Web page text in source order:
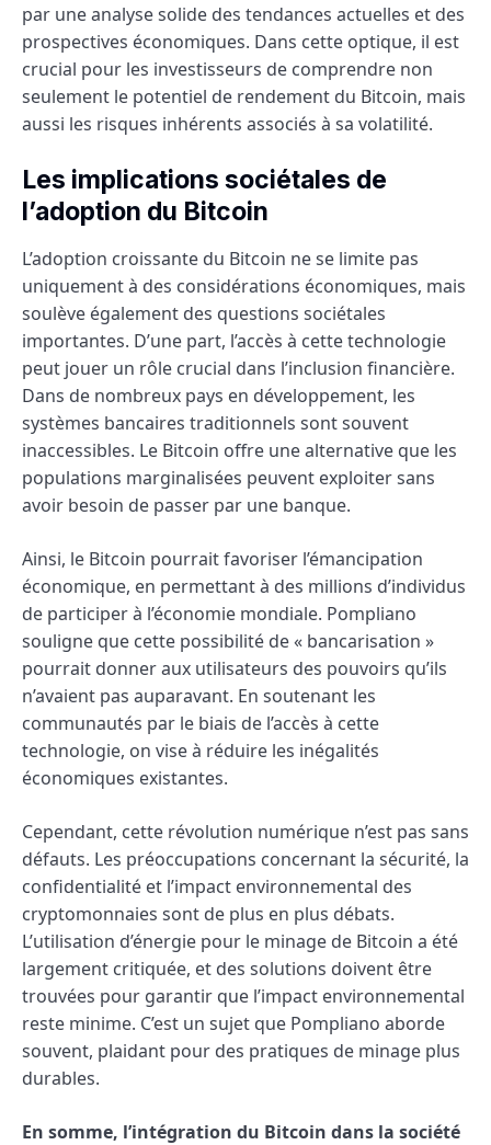
par une analyse solide des tendances actuelles et des
prospectives économiques. Dans cette optique, il est
crucial pour les investisseurs de comprendre non
seulement le potentiel de rendement du Bitcoin, mais
aussi les risques inhérents associés à sa volatilité.
Les implications sociétales de
l’adoption du Bitcoin
L’adoption croissante du Bitcoin ne se limite pas
uniquement à des considérations économiques, mais
soulève également des questions sociétales
importantes. D’une part, l’accès à cette technologie
peut jouer un rôle crucial dans l’inclusion financière.
Dans de nombreux pays en développement, les
systèmes bancaires traditionnels sont souvent
inaccessibles. Le Bitcoin offre une alternative que les
populations marginalisées peuvent exploiter sans
avoir besoin de passer par une banque.
Ainsi, le Bitcoin pourrait favoriser l’émancipation
économique, en permettant à des millions d’individus
de participer à l’économie mondiale. Pompliano
souligne que cette possibilité de « bancarisation »
pourrait donner aux utilisateurs des pouvoirs qu’ils
n’avaient pas auparavant. En soutenant les
communautés par le biais de l’accès à cette
technologie, on vise à réduire les inégalités
économiques existantes.
Cependant, cette révolution numérique n’est pas sans
défauts. Les préoccupations concernant la sécurité, la
confidentialité et l’impact environnemental des
cryptomonnaies sont de plus en plus débats.
L’utilisation d’énergie pour le minage de Bitcoin a été
largement critiquée, et des solutions doivent être
trouvées pour garantir que l’impact environnemental
reste minime. C’est un sujet que Pompliano aborde
souvent, plaidant pour des pratiques de minage plus
durables.
En somme, l’intégration du Bitcoin dans la société